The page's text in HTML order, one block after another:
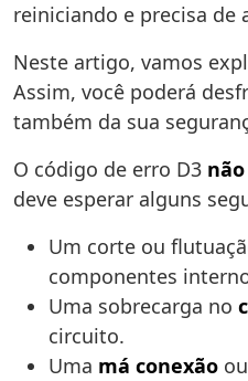
reiniciando e precisa de
Neste artigo, vamos
Assim, você poderá
também da sua
O código de erro D3
deve esperar alguns
Um corte ou
componentes
Uma sobrecarga no
circuito.
Uma má conexão